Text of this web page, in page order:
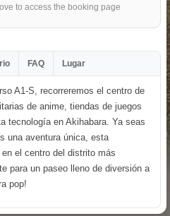
to access the booking page
FAQ Lugar
A1-S, recorreremos el centro de
de anime, tiendas de juegos
tecnología en Akihabara. Ya seas
una aventura única, esta
el centro del distrito más
para un paseo lleno de diversión a
pop!